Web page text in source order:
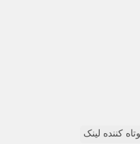
کننده لینک